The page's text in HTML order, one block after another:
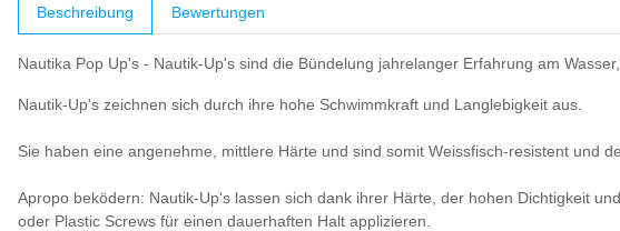
Beschreibung Bewertungen
Nautika Pop Up's - Nautik-Up's sind die Bündelung jahrelanger Erfahrung am
Nautik-Up's zeichnen sich durch ihre hohe Schwimmkraft und Langlebigkeit aus.
Sie haben eine angenehme, mittlere Härte und sind somit Weissfisch-resistent und
Apropo beködern: Nautik-Up's lassen sich dank ihrer Härte, der hohen Dichtigkeit
oder Plastic Screws für einen dauerhaften Halt applizieren.